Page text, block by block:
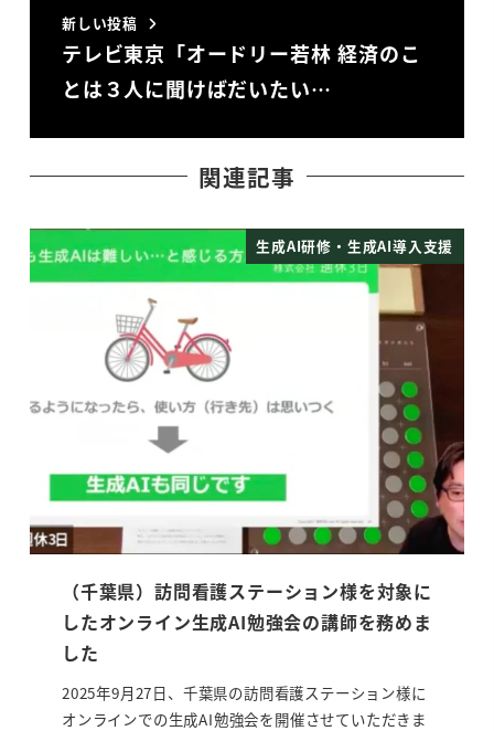
新しい投稿
テレビ東京「オードリー若林 経済のこ
とは３人に聞けばだいたい…
関連記事
生成AI研修・生成AI導入支援
（千葉県）訪問看護ステーション様を対象に
したオンライン生成AI勉強会の講師を務めま
した
2025年9月27日、千葉県の訪問看護ステーション様に
オンラインでの生成AI勉強会を開催させていただきま